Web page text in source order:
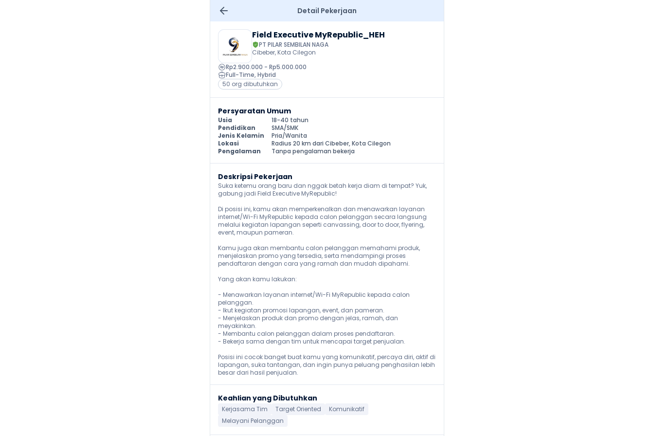
Detail Pekerjaan
Field Executive MyRepublic_HEH
PT PILAR SEMBILAN NAGA
Cibeber, Kota Cilegon
Rp2.900.000 - Rp5.000.000
Full-Time, Hybrid
50 org dibutuhkan
Persyaratan Umum
Usia
18-40 tahun
Pendidikan
SMA/SMK
Jenis Kelamin
Pria/Wanita
Lokasi
Radius 20 km dari Cibeber, Kota Cilegon
Pengalaman
Tanpa pengalaman bekerja
Deskripsi Pekerjaan
Suka ketemu orang baru dan nggak betah kerja diam di tempat? Yuk,
gabung jadi Field Executive MyRepublic!
Di posisi ini, kamu akan memperkenalkan dan menawarkan layanan
internet/Wi-Fi MyRepublic kepada calon pelanggan secara langsung
melalui kegiatan lapangan seperti canvassing, door to door, flyering,
event, maupun pameran.
Kamu juga akan membantu calon pelanggan memahami produk,
menjelaskan promo yang tersedia, serta mendampingi proses
pendaftaran dengan cara yang ramah dan mudah dipahami.
Yang akan kamu lakukan:
- Menawarkan layanan internet/Wi-Fi MyRepublic kepada calon
pelanggan.
- Ikut kegiatan promosi lapangan, event, dan pameran.
- Menjelaskan produk dan promo dengan jelas, ramah, dan
meyakinkan.
- Membantu calon pelanggan dalam proses pendaftaran.
- Bekerja sama dengan tim untuk mencapai target penjualan.
Posisi ini cocok banget buat kamu yang komunikatif, percaya diri, aktif di
lapangan, suka tantangan, dan ingin punya peluang penghasilan lebih
besar dari hasil penjualan.
Keahlian yang Dibutuhkan
Kerjasama Tim Target Oriented
Komunikatif
Melayani Pelanggan